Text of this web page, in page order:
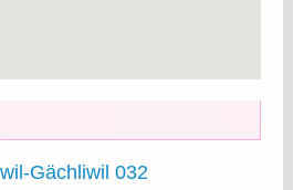
Gächliwil 032